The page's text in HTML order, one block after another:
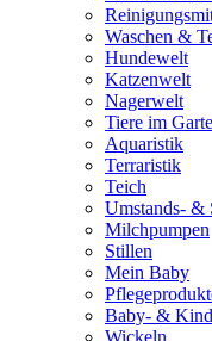
Waschen &
Hundewelt
Katzenwelt
Nagerwelt
Tiere im
Aquaristik
Terraristik
Teich
Umstands- &
Milchpumpen
Stillen
Mein Baby
Baby- &
Wickeln